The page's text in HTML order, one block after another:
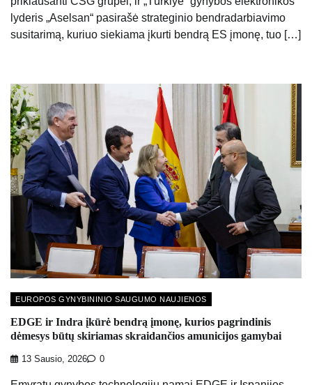
lyderis „Aselsan“ pasirašė strateginio bendradarbiavimo
susitarimą, kuriuo siekiama įkurti bendrą ES įmonę, tuo […]
EUROPOS GYNYBININIO SAUGUMO NAUJIENOS
EDGE ir Indra įkūrė bendrą įmonę, kurios pagrindinis
dėmesys būtų skiriamas skraidančios amunicijos gamybai
13 Sausio, 2026 0